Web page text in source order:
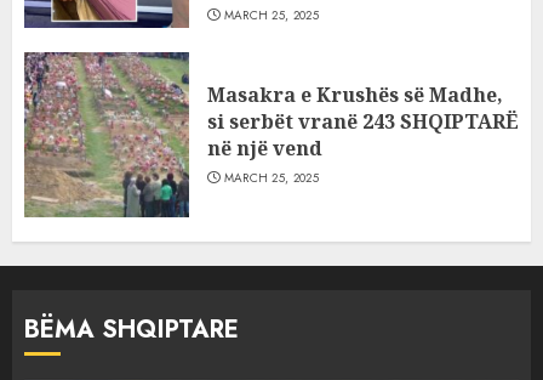
MARCH 25, 2025
Masakra e Krushës së Madhe,
si serbët vranë 243 SHQIPTARË
në një vend
MARCH 25, 2025
BËMA SHQIPTARE